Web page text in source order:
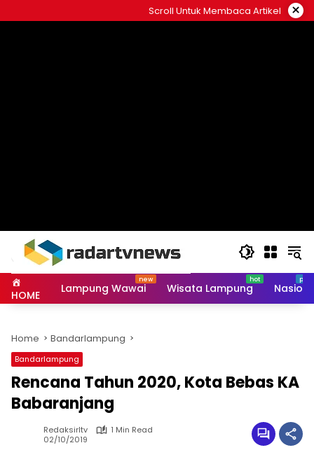
to
Scroll Untuk Membaca Artikel ×
HOME Lampung Wawai Wisata Lampung
Home Bandarlampung
Bandarlampung
Rencana Tahun 2020, Kota Bebas KA
Babaranjang
Redaksirltv
1 Min Read
02/10/2019